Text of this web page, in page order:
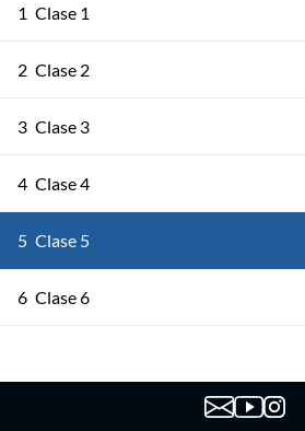
1 Clase 1
2 Clase 2
3 Clase 3
4 Clase 4
5 Clase 5
6 Clase 6